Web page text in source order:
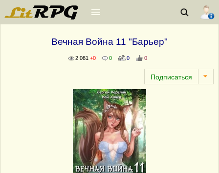
Вечная Война 11 "Барьер"
2 081 +0 0 0 0